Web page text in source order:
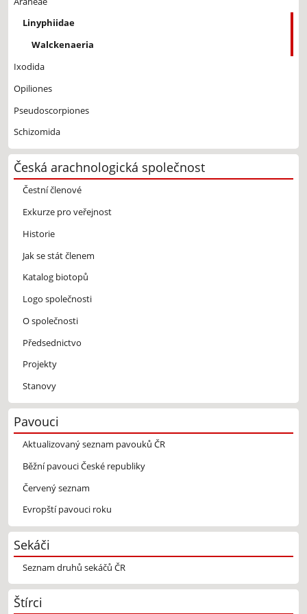
Linyphiidae
Walckenaeria
Ixodida
Opiliones
Pseudoscorpiones
Schizomida
Česká arachnologická společnost
Čestní členové
Exkurze pro veřejnost
Historie
Jak se stát členem
Katalog biotopů
Logo společnosti
O společnosti
Předsednictvo
Projekty
Stanovy
Pavouci
Aktualizovaný seznam pavouků ČR
Běžní pavouci České republiky
Červený seznam
Evropští pavouci roku
Sekáči
Seznam druhů sekáčů ČR
Štírci